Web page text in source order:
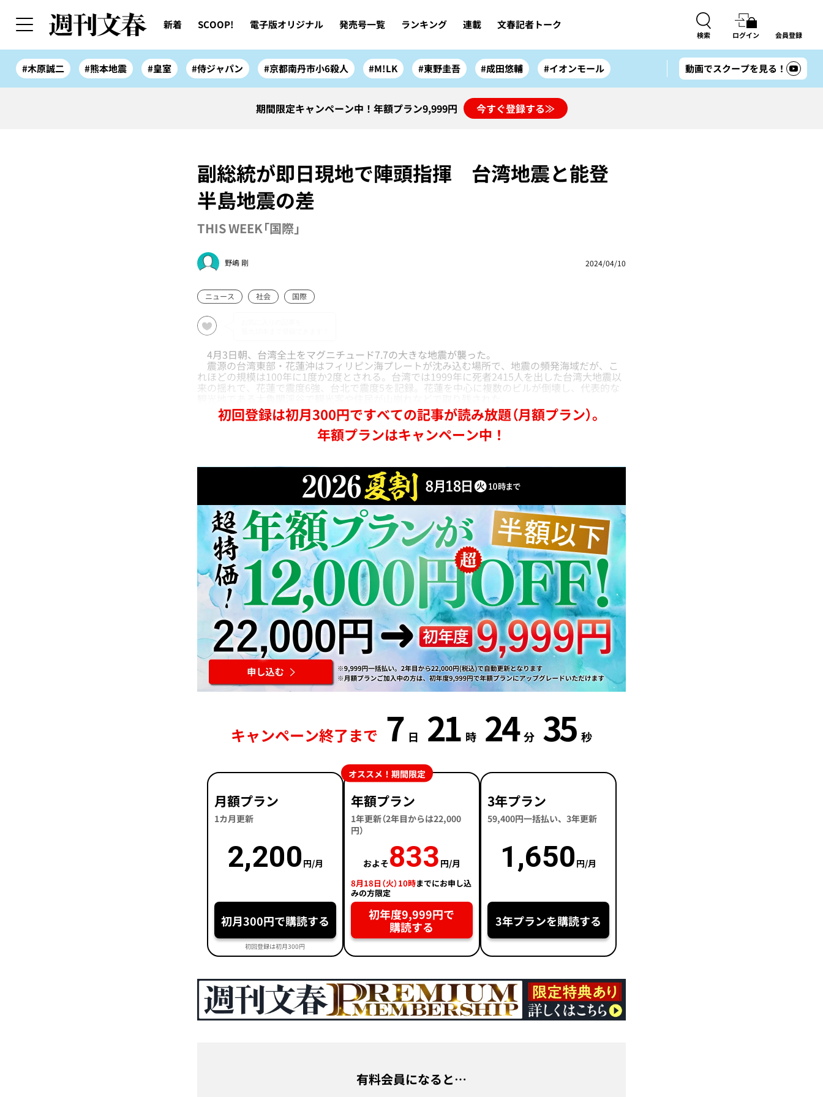
新着 SCOOP! 電子版オリジナル 発売号一覧 ランキング 連載 文春記者トーク
検索 ログイン 会員登録
#木原誠二 #熊本地震 #皇室 #侍ジャパン #京都南丹市小6殺人 #M!LK #東野圭吾 #成田悠輔 #イオンモール 動画でスクープを見る！
期間限定キャンペーン中！年額プラン9,999円 今すぐ登録する≫
副総統が即日現地で陣頭指揮 台湾地震と能登
半島地震の差
THIS WEEK「国際」
野嶋 剛 2024/04/10
ニュース 社会 国際
4月3日朝、台湾全土をマグニチュード7.7の大きな地震が襲った。
震源の台湾東部・花蓮沖はフィリピン海プレートが沈み込む場所で、地震の頻発海域だが、こ
れほどの規模は100年に1度か2度とされる。台湾では1999年に死者2415人を出した台湾大地震以
来の揺れで、花蓮で震度6強、台北で震度5を記録。花蓮を中心に複数のビルが倒壊し、代表的な
初回登録は初月300円ですべての記事が読み放題（月額プラン）。
年額プランはキャンペーン中！
キャンペーン終了まで 7 日 21 時 24 分 34 秒
月額プラン
1カ月更新
2,200 円/月
初月300円で購読する
初回登録は初月300円
年額プラン
1年更新（2年目からは22,000
円）
およそ833 円/月
8月18日（火）10時までにお申し込
みの方限定
初年度9,999円で
購読する
オススメ！期間限定
3年プラン
59,400円一括払い、3年更新
1,650 円/月
3年プランを購読する
有料会員になると…